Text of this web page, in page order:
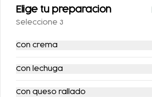
QUESADILLA DE
Elige tu preparacion
Seleccione 3
Con crema
Con lechuga
Con queso rallado